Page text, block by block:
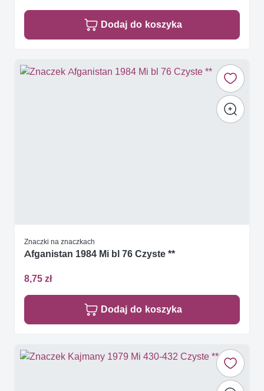
Dodaj do koszyka
Znaczki na znaczkach
Afganistan 1984 Mi bl 76 Czyste **
8,75 zł
Dodaj do koszyka